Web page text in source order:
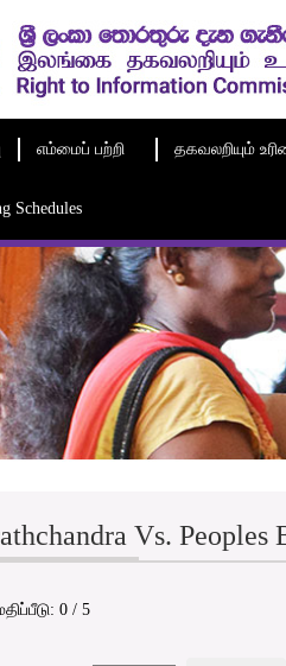
எம்மைப் பற்றி தகவலறியும்
Schedules
Vs.
0 / 5